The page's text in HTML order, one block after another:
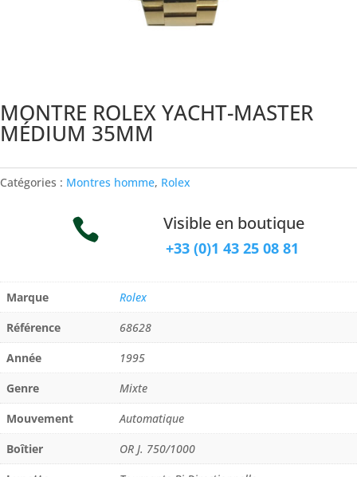
MONTRE ROLEX YACHT-MASTER
MÉDIUM 35MM
Catégories : Montres homme, Rolex
 Visible en boutique
+33 (0)1 43 25 08 81
Marque
Rolex
Référence
68628
Année
1995
Genre
Mixte
Mouvement
Automatique
Boîtier
OR J. 750/1000